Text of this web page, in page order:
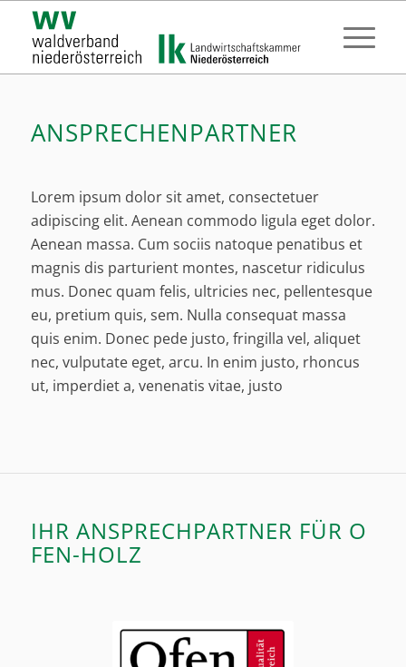
ANSPRECHENPARTNER
Lorem ipsum dolor sit amet, consectetuer
adipiscing elit. Aenean commodo ligula eget dolor.
Aenean massa. Cum sociis natoque penatibus et
magnis dis parturient montes, nascetur ridiculus
mus. Donec quam felis, ultricies nec, pellentesque
eu, pretium quis, sem. Nulla consequat massa
quis enim. Donec pede justo, fringilla vel, aliquet
nec, vulputate eget, arcu. In enim justo, rhoncus
ut, imperdiet a, venenatis vitae, justo
IHR ANSPRECHPARTNER FÜR O
FEN-HOLZ